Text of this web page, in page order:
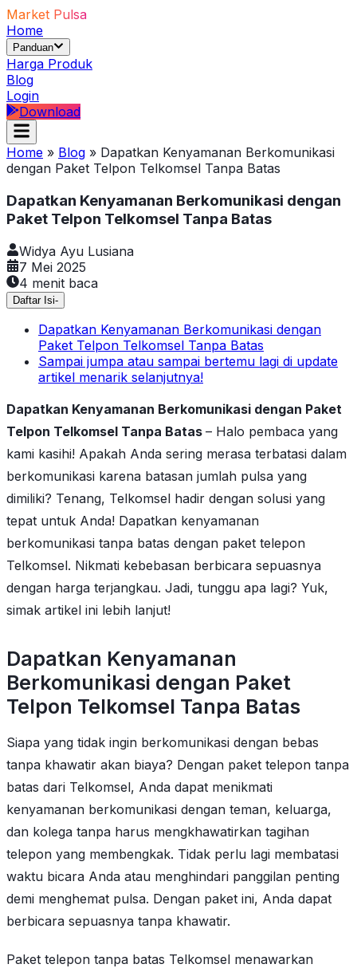
Market Pulsa
Home
Panduan
Harga Produk
Blog
Login
Download
Home » Blog » Dapatkan Kenyamanan Berkomunikasi
dengan Paket Telpon Telkomsel Tanpa Batas
Dapatkan Kenyamanan Berkomunikasi dengan
Paket Telpon Telkomsel Tanpa Batas
Widya Ayu Lusiana
7 Mei 2025
4 menit baca
Daftar Isi-
Dapatkan Kenyamanan Berkomunikasi dengan
Paket Telpon Telkomsel Tanpa Batas
Sampai jumpa atau sampai bertemu lagi di update
artikel menarik selanjutnya!
Dapatkan Kenyamanan Berkomunikasi dengan Paket
Telpon Telkomsel Tanpa Batas – Halo pembaca yang
kami kasihi! Apakah Anda sering merasa terbatasi dalam
berkomunikasi karena batasan jumlah pulsa yang
dimiliki? Tenang, Telkomsel hadir dengan solusi yang
tepat untuk Anda! Dapatkan kenyamanan
berkomunikasi tanpa batas dengan paket telepon
Telkomsel. Nikmati kebebasan berbicara sepuasnya
dengan harga terjangkau. Jadi, tunggu apa lagi? Yuk,
simak artikel ini lebih lanjut!
Dapatkan Kenyamanan
Berkomunikasi dengan Paket
Telpon Telkomsel Tanpa Batas
Siapa yang tidak ingin berkomunikasi dengan bebas
tanpa khawatir akan biaya? Dengan paket telepon tanpa
batas dari Telkomsel, Anda dapat menikmati
kenyamanan berkomunikasi dengan teman, keluarga,
dan kolega tanpa harus mengkhawatirkan tagihan
telepon yang membengkak. Tidak perlu lagi membatasi
waktu bicara Anda atau menghindari panggilan penting
demi menghemat pulsa. Dengan paket ini, Anda dapat
berbicara sepuasnya tanpa khawatir.
Paket telepon tanpa batas Telkomsel menawarkan